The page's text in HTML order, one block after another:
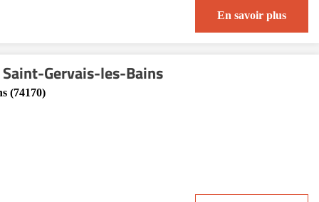
En savoir plus
Gervais-les-Bains
(74170)